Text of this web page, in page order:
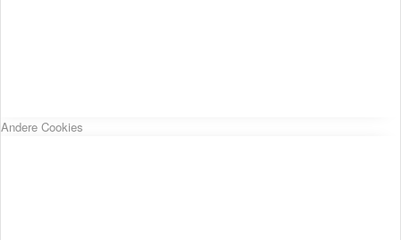
Andere Cookies